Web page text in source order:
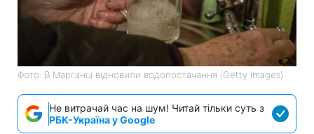
Фото: В Марганці відновили водопостачання (Getty Images)
Не витрачай час на шум! Читай тільки суть з
РБК-Україна у Google